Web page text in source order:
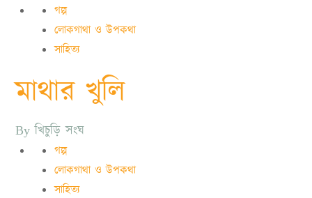
গল্প
লোকগাথা ও উপকথা
সাহিত্য
মাথার খুলি
Byখিচুড়ি সংঘ
গল্প
লোকগাথা ও উপকথা
সাহিত্য